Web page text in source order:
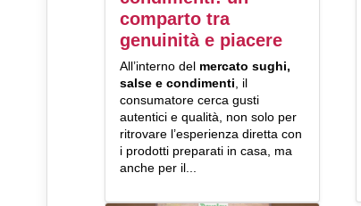
comparto tra
genuinità e piacere
All’interno del mercato sughi,
salse e condimenti , il
consumatore cerca gusti
autentici e qualità, non solo per
ritrovare l’esperienza diretta con
i prodotti preparati in casa, ma
anche per il...